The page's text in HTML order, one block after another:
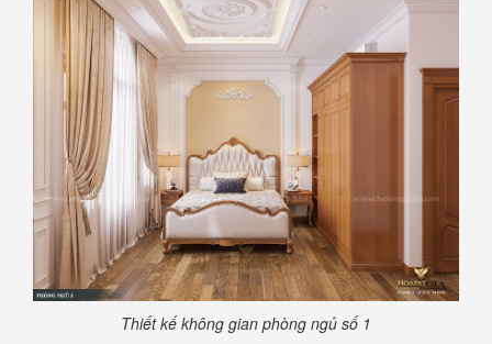
Thiết kế không gian phòng ngủ số 1